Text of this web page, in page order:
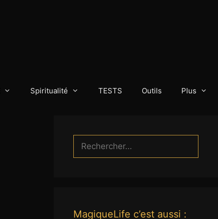
Spiritualité TESTS Outils Plus
Rechercher :
MagiqueLife c’est aussi :